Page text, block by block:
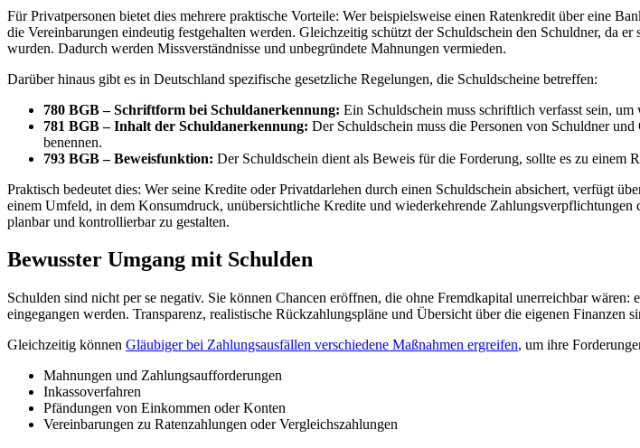
Für Privatpersonen bietet dies mehrere praktische Vorteile: Wer beispielsweise einen Ratenkredit über eine
die Vereinbarungen eindeutig festgehalten werden. Gleichzeitig schützt der Schuldschein den Schuldner, da
wurden. Dadurch werden Missverständnisse und unbegründete Mahnungen vermieden.
Darüber hinaus gibt es in Deutschland spezifische gesetzliche Regelungen, die Schuldscheine betreffen:
780 BGB – Schriftform bei Schuldanerkennung: Ein Schuldschein muss schriftlich verfasst sein,
781 BGB – Inhalt der Schuldanerkennung: Der Schuldschein muss die Personen von Schuldner
benennen.
793 BGB – Beweisfunktion: Der Schuldschein dient als Beweis für die Forderung, sollte es zu einem
Praktisch bedeutet dies: Wer seine Kredite oder Privatdarlehen durch einen Schuldschein absichert, verfügt
einem Umfeld, in dem Konsumdruck, unübersichtliche Kredite und wiederkehrende
planbar und kontrollierbar zu gestalten.
Bewusster Umgang mit Schulden
Schulden sind nicht per se negativ. Sie können Chancen eröffnen, die ohne Fremdkapital unerreichbar
eingegangen werden. Transparenz, realistische Rückzahlungspläne und Übersicht über die eigenen Finanzen
Gleichzeitig können Gläubiger bei Zahlungsausfällen verschiedene Maßnahmen ergreifen, um ihre
Mahnungen und Zahlungsaufforderungen
Inkassoverfahren
Pfändungen von Einkommen oder Konten
Vereinbarungen zu Ratenzahlungen oder Vergleichszahlungen